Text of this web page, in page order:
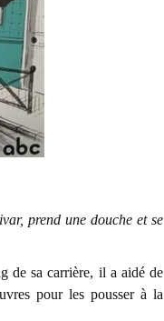
prend une douche et se
de sa carrière, il a aidé de
pour les pousser à la